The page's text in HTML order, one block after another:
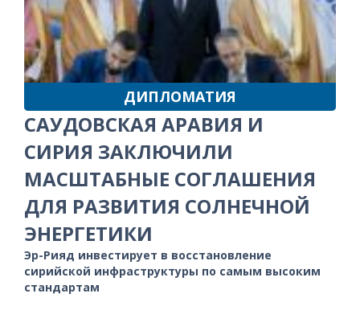
ДИПЛОМАТИЯ
САУДОВСКАЯ АРАВИЯ И
СИРИЯ ЗАКЛЮЧИЛИ
МАСШТАБНЫЕ СОГЛАШЕНИЯ
ДЛЯ РАЗВИТИЯ СОЛНЕЧНОЙ
ЭНЕРГЕТИКИ
Эр-Рияд инвестирует в восстановление
сирийской инфраструктуры по самым высоким
стандартам